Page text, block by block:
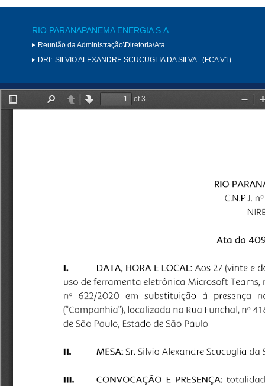
RIO PARANAPANEMA ENERGIA S.A.
Reunião da Administração\Diretoria\Ata
DRI: SILVIO ALEXANDRE SCUCUGLIA DA SILVA - (FCA V1)